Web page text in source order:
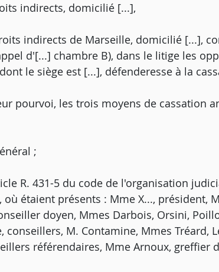
indirects, domicilié [...],
indirects de Marseille, domicilié [...],
d'[...] chambre B), dans le litige les
le siège est [...], défenderesse à la
pourvoi, les trois moyens de cassation
;
R. 431-5 du code de l'organisation
étaient présents : Mme X..., président,
doyen, Mmes Darbois, Orsini,
M. Contamine, Mmes Tréard,
référendaires, Mme Arnoux, greffier